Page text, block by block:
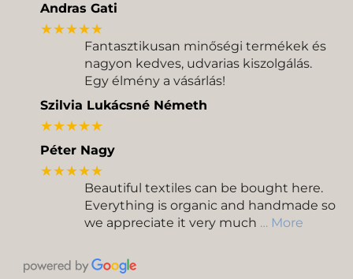
Andras Gati
★★★★★
Fantasztikusan minőségi termékek és
nagyon kedves, udvarias kiszolgálás.
Egy élmény a vásárlás!
Szilvia Lukácsné Németh
★★★★★
Péter Nagy
★★★★★
Beautiful textiles can be bought here.
Everything is organic and handmade so
we appreciate it very much … More